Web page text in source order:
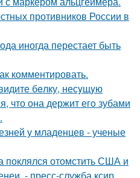
противников России в
иногда перестает быть
комментировать.
бeлку, несyщyю
что она держит егo зубами
у младенцев - ученые
отомстить США и